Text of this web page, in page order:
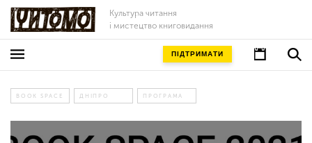
Культура читання
і мистецтво книговидання
ПІДТРИМАТИ
BOOK SPACE ДНІПРО ПРОГРАМА